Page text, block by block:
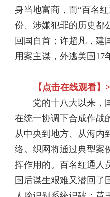
身当地富商，而“百名
份、涉嫌犯罪的历史都
回国自首；许超凡，建
用案主谋，外逃美国17
【点击在线观看】
党的十八大以来，
在统一协调下合成作战
从中央到地方、从海内
络。织网将通过典型案
挥作用的。百名红通人
国后谋生艰难又潜回了